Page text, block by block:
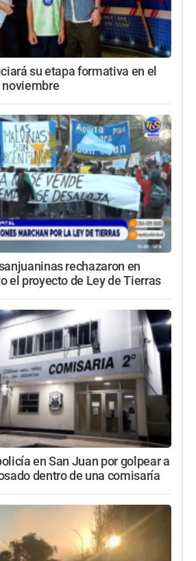
su etapa formativa en el
noviembre
rechazaron en
el proyecto de Ley de Tierras
en San Juan por golpear a
dentro de una comisaría